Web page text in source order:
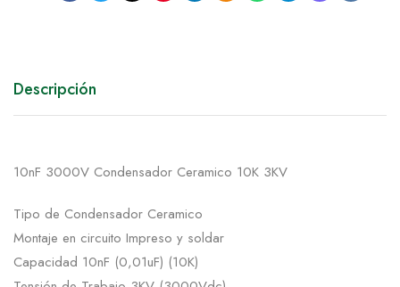
Descripción
10nF 3000V Condensador Ceramico 10K 3KV
Tipo de Condensador Ceramico
Montaje en circuito Impreso y soldar
Capacidad 10nF (0,01uF) (10K)